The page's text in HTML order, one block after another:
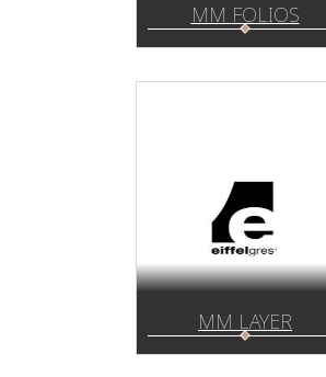
MM FOLIOS
MM LAYER